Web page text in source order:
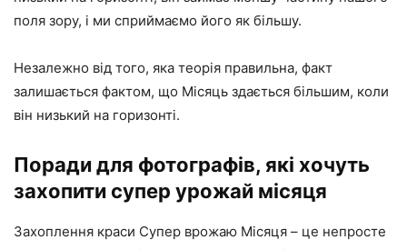
поля зору, і ми сприймаємо його як більшу.
Незалежно від того, яка теорія правильна, факт
залишається фактом, що Місяць здається більшим, коли
він низький на горизонті.
Поради для фотографів, які хочуть
захопити супер урожай місяця
Захоплення краси Супер врожаю Місяця – це непросте